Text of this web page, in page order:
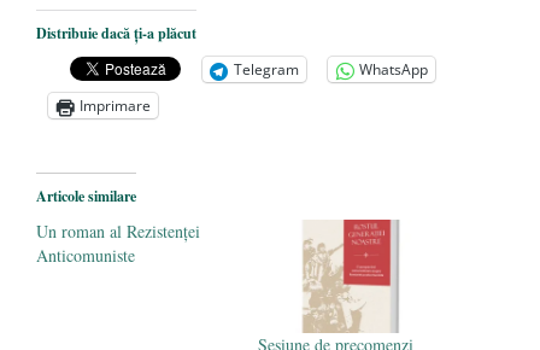
DANA KONYA-PETRIȘOR, ÎNTRU
VEȘNICĂ POMENIRE
- 17 martie 2021
ÎNĂLȚATU-S-A! - 28 mai 2020
Sic credo – Francisco Franco (1892-1975)
Distribuie dacă ți-a plăcut
Telegram
WhatsApp
Imprimare
Articole similare
Un roman al Rezistenței
Anticomuniste
Sesiune de precomenzi